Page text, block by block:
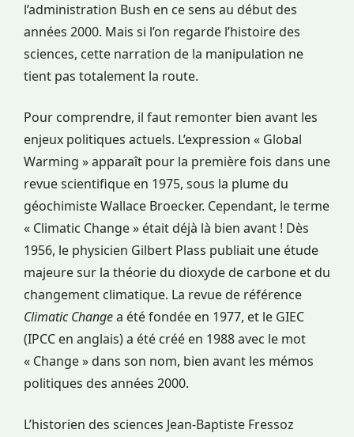
l’administration Bush en ce sens au début des
années 2000. Mais si l’on regarde l’histoire des
sciences, cette narration de la manipulation ne
tient pas totalement la route.
Pour comprendre, il faut remonter bien avant les
enjeux politiques actuels. L’expression « Global
Warming » apparaît pour la première fois dans une
revue scientifique en 1975, sous la plume du
géochimiste Wallace Broecker. Cependant, le terme
« Climatic Change » était déjà là bien avant ! Dès
1956, le physicien Gilbert Plass publiait une étude
majeure sur la théorie du dioxyde de carbone et du
changement climatique. La revue de référence
Climatic Changea été fondée en 1977, et le GIEC
(IPCC en anglais) a été créé en 1988 avec le mot
« Change » dans son nom, bien avant les mémos
politiques des années 2000.
L’historien des sciences Jean-Baptiste Fressoz